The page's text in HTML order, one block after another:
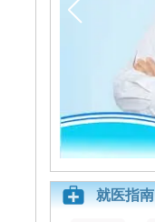
就医指南